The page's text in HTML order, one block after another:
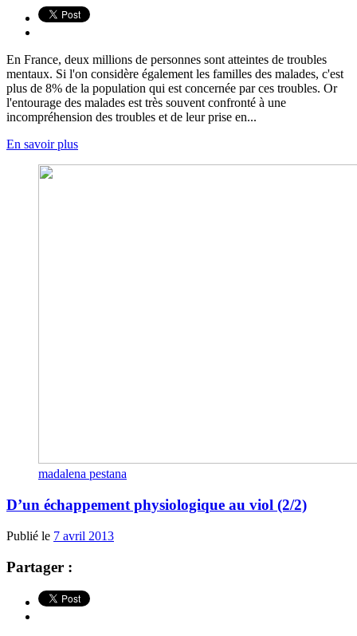
En France, deux millions de personnes sont atteintes de troubles
mentaux. Si l'on considère également les familles des malades, c'est
plus de 8% de la population qui est concernée par ces troubles. Or
l'entourage des malades est très souvent confronté à une
incompréhension des troubles et de leur prise en...
En savoir plus
madalena pestana
D’un échappement physiologique au viol (2/2)
Publié le 7 avril 2013
Partager :